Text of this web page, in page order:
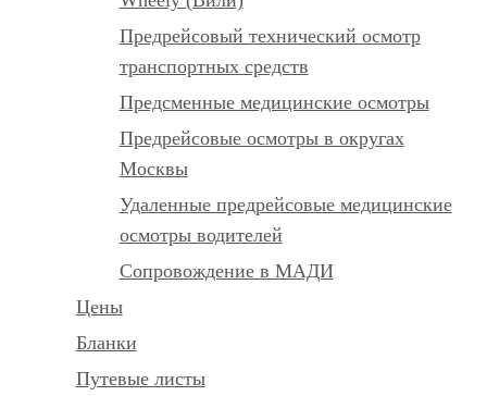
Предрейсовый технический осмотр
транспортных средств
Предсменные медицинские осмотры
Предрейсовые осмотры в округах
Москвы
Удаленные предрейсовые медицинские
осмотры водителей
Сопровождение в МАДИ
Цены
Бланки
Путевые листы